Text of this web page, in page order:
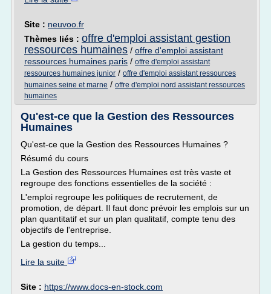
Site : neuvoo.fr
Thèmes liés : offre d'emploi assistant gestion
ressources humaines / offre d'emploi assistant
ressources humaines paris / offre d'emploi assistant
ressources humaines junior / offre d'emploi assistant ressources
humaines seine et marne / offre d'emploi nord assistant ressources
humaines
Qu'est-ce que la Gestion des Ressources
Humaines
Qu'est-ce que la Gestion des Ressources Humaines ?
Résumé du cours
La Gestion des Ressources Humaines est très vaste et
regroupe des fonctions essentielles de la société :
L'emploi regroupe les politiques de recrutement, de
promotion, de départ. Il faut donc prévoir les emplois sur un
plan quantitatif et sur un plan qualitatif, compte tenu des
objectifs de l'entreprise.
La gestion du temps...
Lire la suite
Site : https://www.docs-en-stock.com